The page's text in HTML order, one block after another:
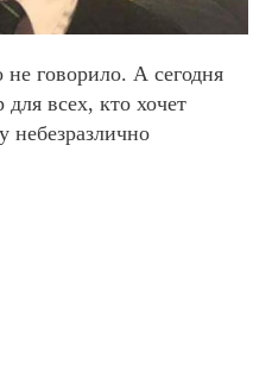
говорило. А сегодня
всех, кто хочет
небезразлично